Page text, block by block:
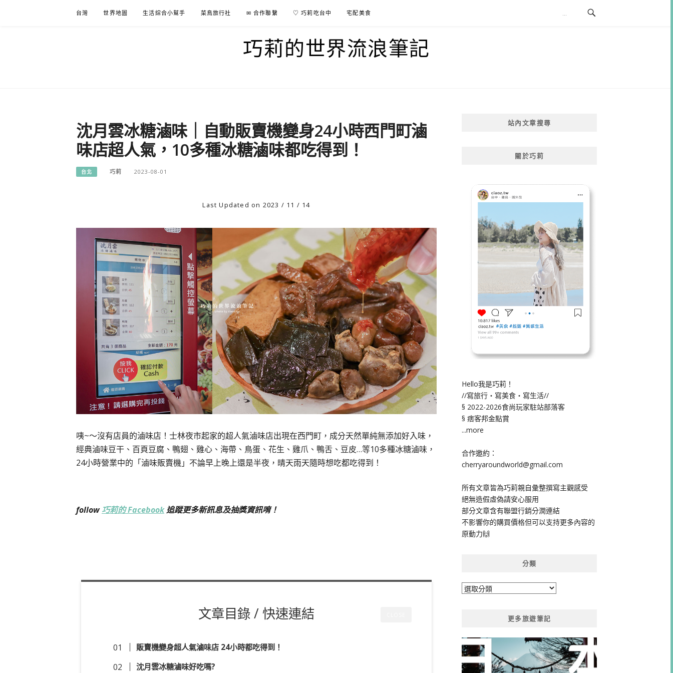
台灣 世界地圖 生活綜合小幫手 菜鳥旅行社 ✉ 合作聯繫 ♡ 巧莉吃台中 宅配美食
巧莉的世界流浪筆記
沈月雲冰糖滷味｜自動販賣機變身24小時西門町滷
味店超人氣，10多種冰糖滷味都吃得到！
台北 巧莉 2023-08-01
Last Updated on 2023 / 11 / 14
咦~～沒有店員的滷味店！士林夜市起家的超人氣滷味店出現在西門町，成分天然單純無添加好入味，
經典滷味豆干、百頁豆腐、鴨翅、雞心、海帶、鳥蛋、花生、雞爪、鴨舌、豆皮…等10多種冰糖滷味，
24小時營業中的「滷味販賣機」不論早上晚上還是半夜，晴天雨天隨時想吃都吃得到！
follow巧莉的 Facebook追蹤更多新訊息及抽獎資訊唷！
文章目錄 / 快速連結
販賣機變身超人氣滷味店 24小時都吃得到！
沈月雲冰糖滷味好吃嗎?
站內文章搜尋
關於巧莉
Hello我是巧莉！
//寫旅行・寫美食・寫生活//
§ 2022-2026食尚玩家駐站部落客
§ 痞客邦金點賞
...more
合作邀約：
cherryaroundworld@gmail.com
所有文章皆為巧莉親自彙整撰寫主觀感受
絕無造假虛偽請安心服用
部分文章含有聯盟行銷分潤連結
不影響你的購買價格但可以支持更多內容的
原動力🙌
分類
分
更多旅遊筆記